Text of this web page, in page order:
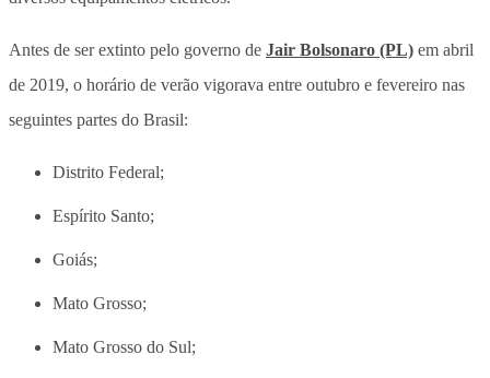
Antes de ser extinto pelo governo de Jair Bolsonaro (PL) em abril
de 2019, o horário de verão vigorava entre outubro e fevereiro nas
seguintes partes do Brasil:
Distrito Federal;
Espírito Santo;
Goiás;
Mato Grosso;
Mato Grosso do Sul;